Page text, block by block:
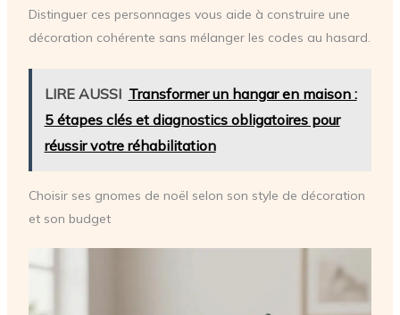
Distinguer ces personnages vous aide à construire une
décoration cohérente sans mélanger les codes au hasard.
LIRE AUSSI Transformer un hangar en maison :
5 étapes clés et diagnostics obligatoires pour
réussir votre réhabilitation
Choisir ses gnomes de noël selon son style de décoration
et son budget